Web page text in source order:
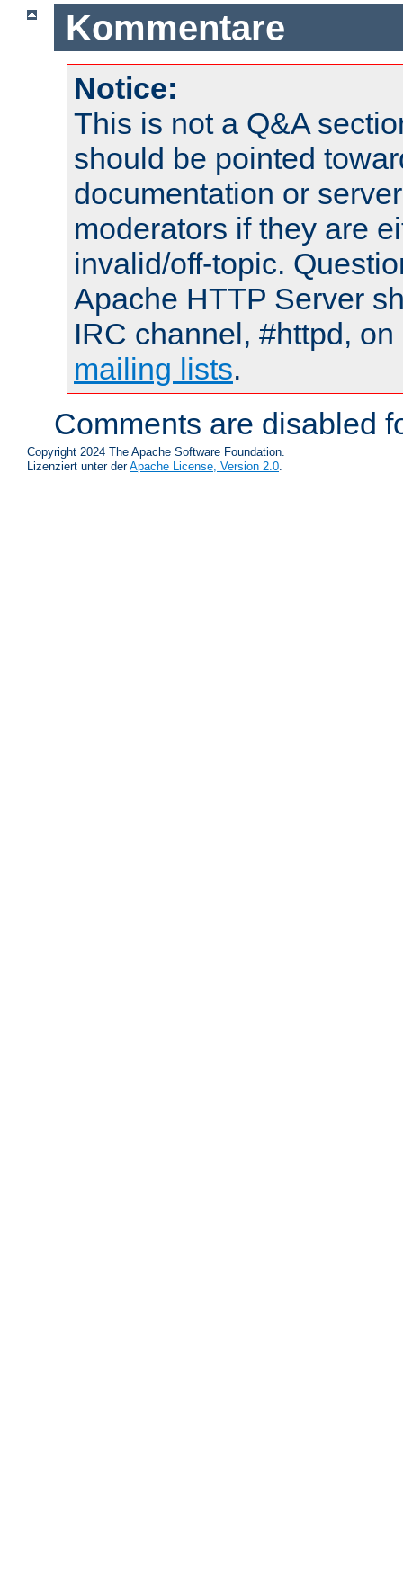
Kommentare
Notice:
This is not a Q&A
should be pointed
documentation or
moderators if they are
invalid/off-topic.
Apache HTTP Server
IRC channel, #httpd,
mailing lists.
Comments are disabled
Copyright 2024 The Apache Software Foundation.
Lizenziert unter derApache License, Version 2.0.